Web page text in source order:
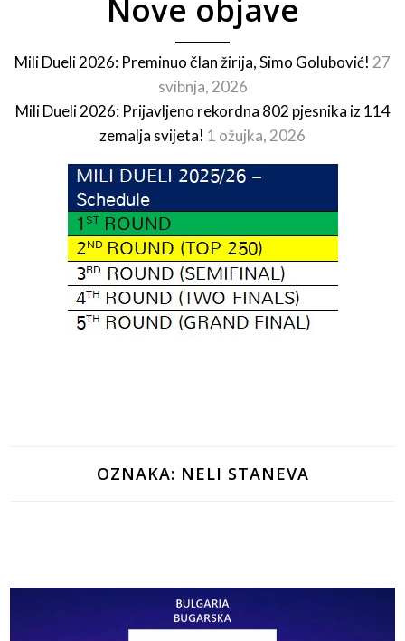
Nove objave
Mili Dueli 2026: Preminuo član žirija, Simo Golubović! 27
svibnja, 2026
Mili Dueli 2026: Prijavljeno rekordna 802 pjesnika iz 114
zemalja svijeta! 1 ožujka, 2026
OZNAKA: NELI STANEVA